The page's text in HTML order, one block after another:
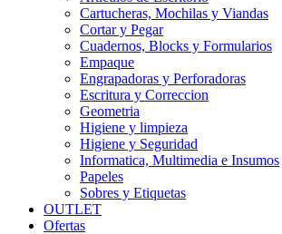
Cartucheras, Mochilas y Viandas
Cortar y Pegar
Cuadernos, Blocks y Formularios
Empaque
Engrapadoras y Perforadoras
Escritura y Correccion
Geometria
Higiene y limpieza
Higiene y Seguridad
Informatica, Multimedia e Insumos
Papeles
Sobres y Etiquetas
OUTLET
Ofertas